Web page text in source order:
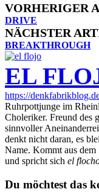
VORHERIGER
DRIVE
NÄCHSTER
BREAKTHROUGH
EL
https://
Ruhrpottjunge im
Choleriker. Freund des
sinnvoller
denkt nicht daran, es
Name. Kommt aus
und spricht sich el
Du möchtest das